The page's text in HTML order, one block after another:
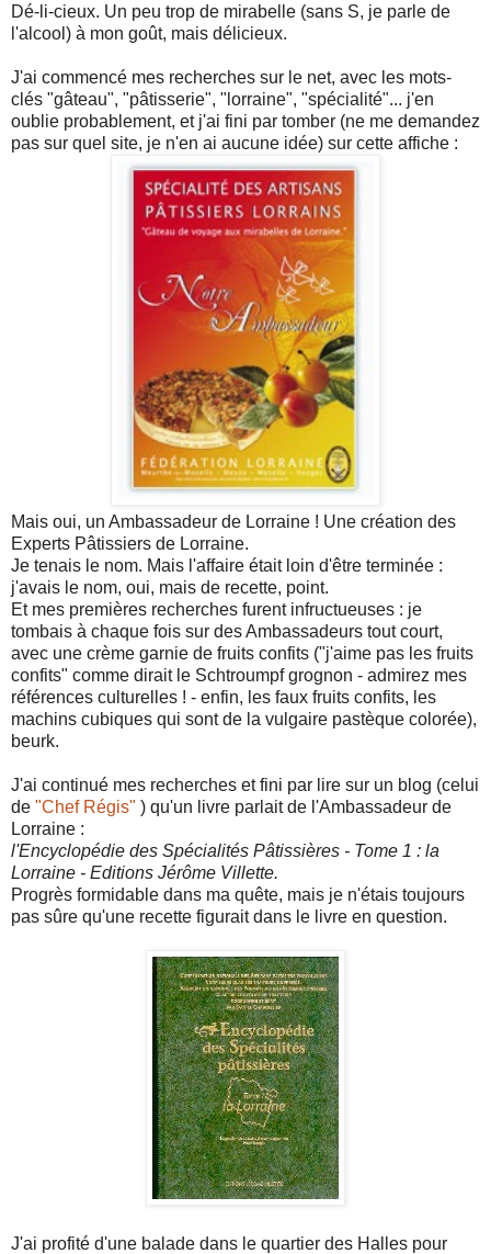
Dé-li-cieux. Un peu trop de mirabelle (sans S, je parle de
l'alcool) à mon goût, mais délicieux.
J'ai commencé mes recherches sur le net, avec les mots-
clés "gâteau", "pâtisserie", "lorraine", "spécialité"... j'en
oublie probablement, et j'ai fini par tomber (ne me demandez
pas sur quel site, je n'en ai aucune idée) sur cette affiche :
Mais oui, un Ambassadeur de Lorraine ! Une création des
Experts Pâtissiers de Lorraine.
Je tenais le nom. Mais l'affaire était loin d'être terminée :
j'avais le nom, oui, mais de recette, point.
Et mes premières recherches furent infructueuses : je
tombais à chaque fois sur des Ambassadeurs tout court,
avec une crème garnie de fruits confits ("j'aime pas les fruits
confits" comme dirait le Schtroumpf grognon - admirez mes
références culturelles ! - enfin, les faux fruits confits, les
machins cubiques qui sont de la vulgaire pastèque colorée),
beurk.
J'ai continué mes recherches et fini par lire sur un blog (celui
de "Chef Régis" ) qu'un livre parlait de l'Ambassadeur de
Lorraine :
l'Encyclopédie des Spécialités Pâtissières - Tome 1 : la
Lorraine - Editions Jérôme Villette.
Progrès formidable dans ma quête, mais je n'étais toujours
pas sûre qu'une recette figurait dans le livre en question.
J'ai profité d'une balade dans le quartier des Halles pour